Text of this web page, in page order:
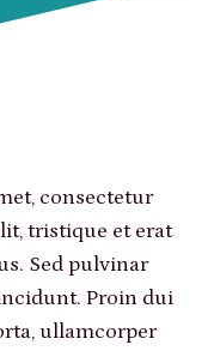
consectetur
tristique et erat
Sed pulvinar
Proin dui
ullamcorper